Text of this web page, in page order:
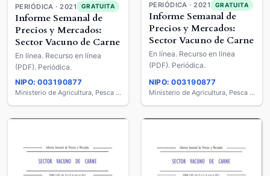
PERIÓDICA · 2021 GRATUITA
Informe Semanal de
Precios y Mercados:
Sector Vacuno de Carne
En línea. Recurso en línea
(PDF). Periódica.
NIPO: 003190877
Ministerio de Agricultura, Pesca y Alimentación
PERIÓDICA · 2021 GRATUITA
Informe Semanal de
Precios y Mercados:
Sector Vacuno de Carne
En línea. Recurso en línea
(PDF). Periódica.
NIPO: 003190877
Ministerio de Agricultura, Pesca y Alimentación